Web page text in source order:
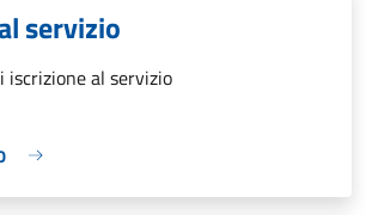
servizio
iscrizione al servizio